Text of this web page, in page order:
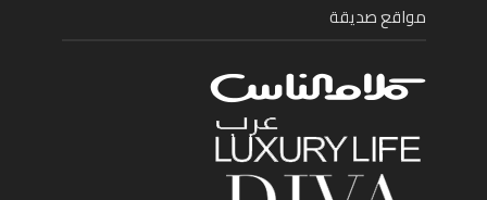
مواقع صديقة